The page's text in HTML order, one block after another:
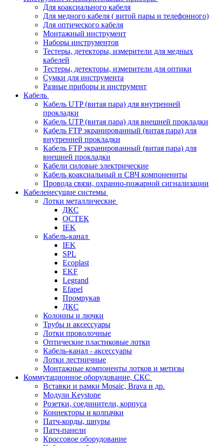
Для коаксиального кабеля
Для медного кабеля ( витой пары и телефонного)
Для оптического кабеля
Монтажный инструмент
Наборы инструментов
Тестеры, детекторы, измерители для медных
кабелей
Тестеры, детекторы, измерители для оптики
Сумки для инструмента
Разные приборы и инструмент
Кабель
Кабель UTP (витая пара) для внутренней
прокладки
Кабель UTP (витая пара) для внешней прокладки
Кабель FTP экранированный (витая пара) для
внутренней прокладки
Кабель FTP экранированный (витая пара) для
внешней прокладки
Кабели силовые электрические
Кабель коаксиальный и СВЧ компоненнты
Провода связи, охранно-пожарной сигнализации
Кабеленесущие системы
Лотки металлические
ДКС
ОСТЕК
IEK
Кабель-канал
IEK
SPL
Ecoplast
EKF
Legrand
Efapel
Промрукав
ДКС
Колонны и лючки
Трубы и аксессуары
Лотки проволочные
Оптические пластиковые лотки
Кабель-канал - аксессуары
Лотки лестничные
Монтажные компоненты лотков и метизы
Коммутационное оборудование, СКС
Вставки и рамки Mosaic, Brava и др.
Модули Keystone
Розетки, соединители, корпуса
Коннекторы и колпачки
Патч-корды, шнуры
Патч-панели
Кроссовое оборудование